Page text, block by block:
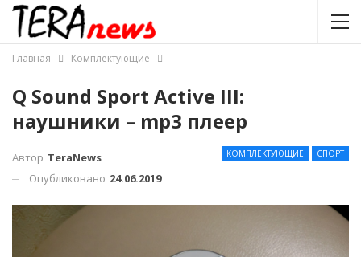
Главная Комплектующие
Q Sound Sport Active III:
наушники – mp3 плеер
КОМПЛЕКТУЮЩИЕ СПОРТ
Автор TeraNews
Опубликовано 24.06.2019